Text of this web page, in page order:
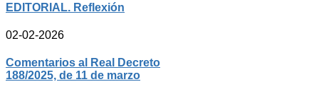
EDITORIAL. Reflexión
02-02-2026
Comentarios al Real Decreto
188/2025, de 11 de marzo